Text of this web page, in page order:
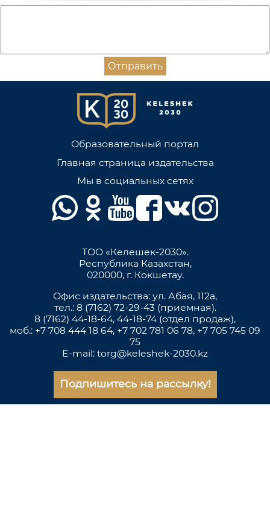
Отправить
Образовательный портал
Главная страница издательства
Мы в социальных сетях
ТОО «Келешек-2030».
Республика Казахстан,
020000, г. Кокшетау.
Офис издательства: ул. Абая, 112а,
тел.: 8 (7162) 72-29-43 (приемная).
8 (7162) 44-18-64, 44-18-74 (отдел продаж),
моб.: +7 708 444 18 64, +7 702 781 06 78, +7 705 745 09
75
E-mail: torg@keleshek-2030.kz
Подпишитесь на рассылку!